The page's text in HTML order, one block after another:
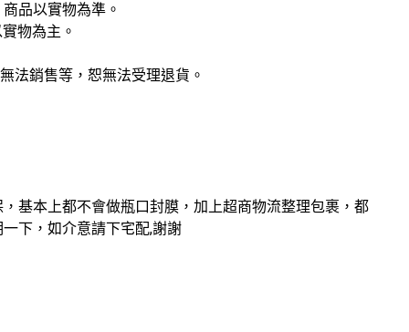
品以實物為準。
物為主。
法銷售等，恕無法受理退貨。
基本上都不會做瓶口封膜，加上超商物流整理包裹，都
下，如介意請下宅配,謝謝